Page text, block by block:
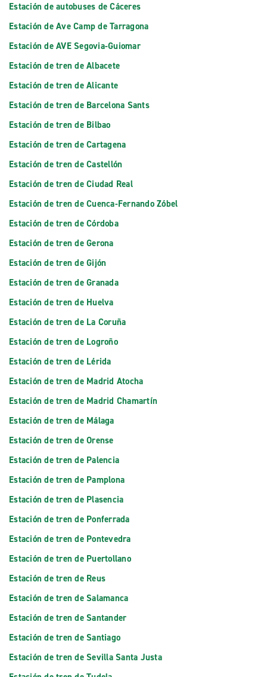
Estación de autobuses de Cáceres
Estación de Ave Camp de Tarragona
Estación de AVE Segovia-Guiomar
Estación de tren de Albacete
Estación de tren de Alicante
Estación de tren de Barcelona Sants
Estación de tren de Bilbao
Estación de tren de Cartagena
Estación de tren de Castellón
Estación de tren de Ciudad Real
Estación de tren de Cuenca-Fernando Zóbel
Estación de tren de Córdoba
Estación de tren de Gerona
Estación de tren de Gijón
Estación de tren de Granada
Estación de tren de Huelva
Estación de tren de La Coruña
Estación de tren de Logroño
Estación de tren de Lérida
Estación de tren de Madrid Atocha
Estación de tren de Madrid Chamartín
Estación de tren de Málaga
Estación de tren de Orense
Estación de tren de Palencia
Estación de tren de Pamplona
Estación de tren de Plasencia
Estación de tren de Ponferrada
Estación de tren de Pontevedra
Estación de tren de Puertollano
Estación de tren de Reus
Estación de tren de Salamanca
Estación de tren de Santander
Estación de tren de Santiago
Estación de tren de Sevilla Santa Justa